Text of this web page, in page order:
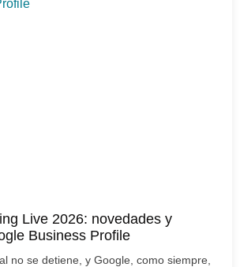
Live 2026: novedades y
Business Profile
no se detiene, y Google, como siempre,